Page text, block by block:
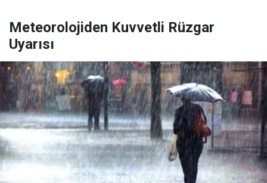
Meteorolojiden Kuvvetli Rüzgar
Uyarısı